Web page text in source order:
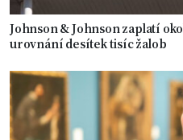
Johnson & Johnson zaplatí
urovnání desítek tisíc žalob